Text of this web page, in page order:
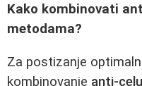
Kako kombinovati
metodama?
Za postizanje
kombinovanje anti-